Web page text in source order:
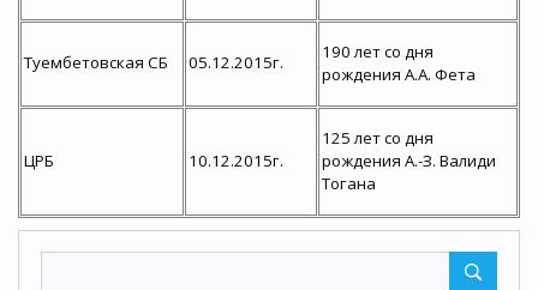
Туембетовская СБ 05.12.2015г.
190 лет со дня
рождения А.А. Фета
ЦРБ 10.12.2015г.
125 лет со дня
рождения А.-З. Валиди
Тогана